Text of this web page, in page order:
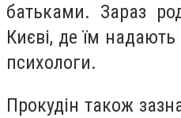
батьками. Зараз
Києві, де їм
психологи.
Прокудін також